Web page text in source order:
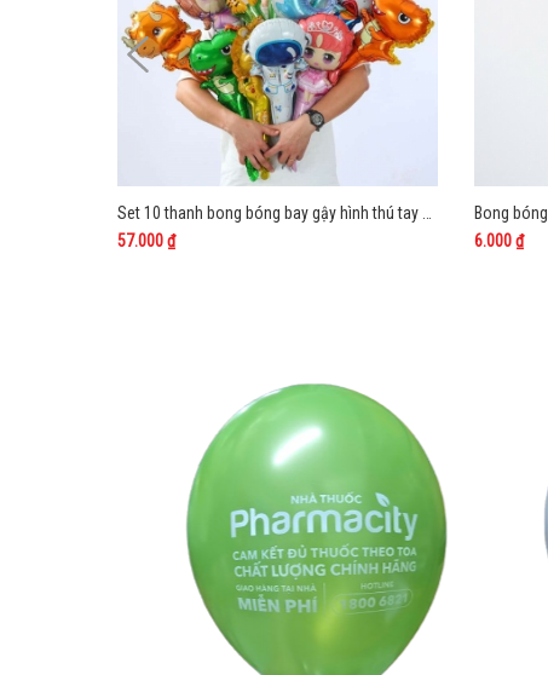
Set 10 thanh bong bóng bay gậy hình thú tay cầm dài đủ mẫu
57.000 ₫
6.000 ₫